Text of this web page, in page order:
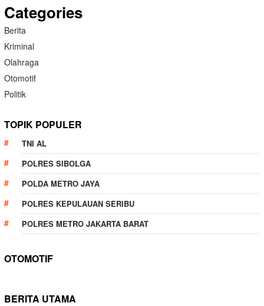
Categories
Berita
Kriminal
Olahraga
Otomotif
Politik
TOPIK POPULER
TNI AL
POLRES SIBOLGA
POLDA METRO JAYA
POLRES KEPULAUAN SERIBU
POLRES METRO JAKARTA BARAT
OTOMOTIF
BERITA UTAMA